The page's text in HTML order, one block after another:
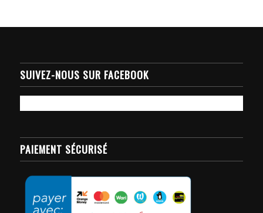
SUIVEZ-NOUS SUR FACEBOOK
PAIEMENT SÉCURISÉ